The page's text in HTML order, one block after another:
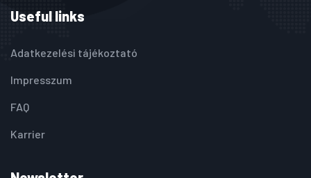
Useful links
Adatkezelési tájékoztató
Impresszum
FAQ
Karrier